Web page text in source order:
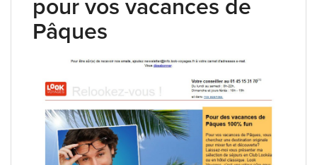
pour vos vacances de
Pâques